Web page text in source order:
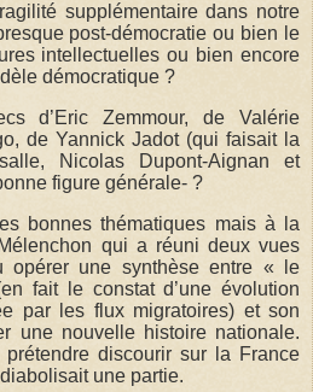
supplémentaire dans notre
post-démocratie ou bien le
intellectuelles ou bien encore
démocratique ?
d’Eric Zemmour, de Valérie
de Yannick Jadot (qui faisait la
Nicolas Dupont-Aignan et
figure générale- ?
bonnes thématiques mais à la
qui a réuni deux vues
opérer une synthèse entre « le
fait le constat d’une évolution
par les flux migratoires) et son
une nouvelle histoire nationale.
discourir sur la France
une partie.